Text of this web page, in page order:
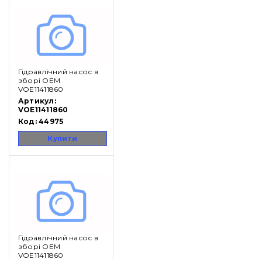
Про нас
Контакти
Вакансії
Каталог
Фільтри та мастильні матеріали
Ходова частина
Гідравлічний насос в
зборі OEM
VOE11411860
Артикул:
VOE11411860
Код:44975
Купити
Гідравлічний насос в
зборі OEM
VOE11411860